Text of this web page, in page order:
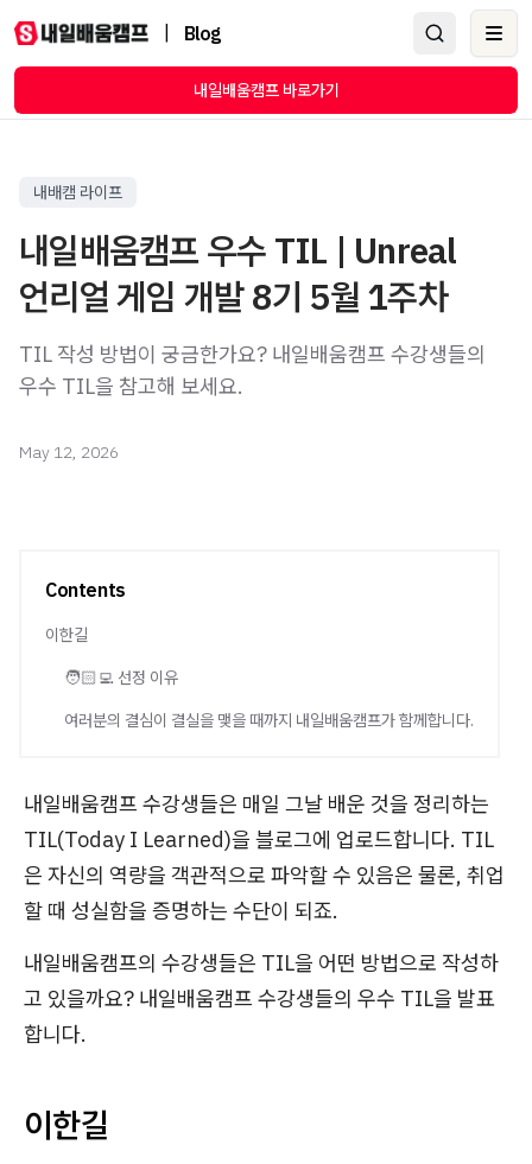
Blog
내일배움캠프 바로가기
내배캠 라이프
내일배움캠프 우수 TIL | Unreal
언리얼 게임 개발 8기 5월 1주차
TIL 작성 방법이 궁금한가요? 내일배움캠프 수강생들의
우수 TIL을 참고해 보세요.
May 12, 2026
Contents
이한길
🧑🏻‍💻 선정 이유
여러분의 결심이 결실을 맺을 때까지 내일배움캠프가 함께합니다.
내일배움캠프 수강생들은 매일 그날 배운 것을 정리하는
TIL(Today I Learned)을 블로그에 업로드합니다. TIL
은 자신의 역량을 객관적으로 파악할 수 있음은 물론, 취업
할 때 성실함을 증명하는 수단이 되죠.
내일배움캠프의 수강생들은 TIL을 어떤 방법으로 작성하
고 있을까요? 내일배움캠프 수강생들의 우수 TIL을 발표
합니다.
이한길